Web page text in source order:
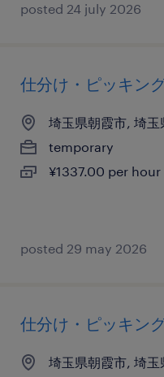
posted 24 july 2026
仕分け・ピッキン
埼玉県朝霞市, 埼玉
temporary
¥1337.00 per hour
posted 29 may 2026
仕分け・ピッキン
埼玉県朝霞市, 埼玉